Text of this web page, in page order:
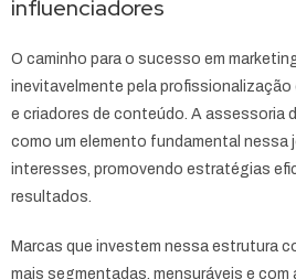
influenciadores
O caminho para o sucesso em
inevitavelmente pela profissionalização
e criadores de conteúdo. A assessoria
como um elemento fundamental nessa
interesses, promovendo estratégias
resultados.
Marcas que investem nessa estrutura
mais segmentadas, mensuráveis e